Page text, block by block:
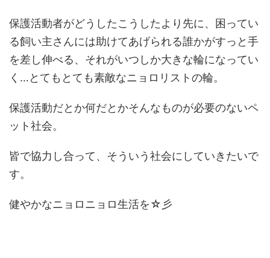
保護活動者がどうしたこうしたより先に、困ってい
る飼い主さんには助けてあげられる誰かがすっと手
を差し伸べる、それがいつしか大きな輪になってい
く…とてもとても素敵なニョロリストの輪。
保護活動だとか何だとかそんなものが必要のないペ
ット社会。
皆で協力し合って、そういう社会にしていきたいで
す。
健やかなニョロニョロ生活を☆彡